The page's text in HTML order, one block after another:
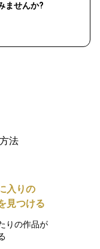
ませんか?
法
入りの
見つける
りの作品が